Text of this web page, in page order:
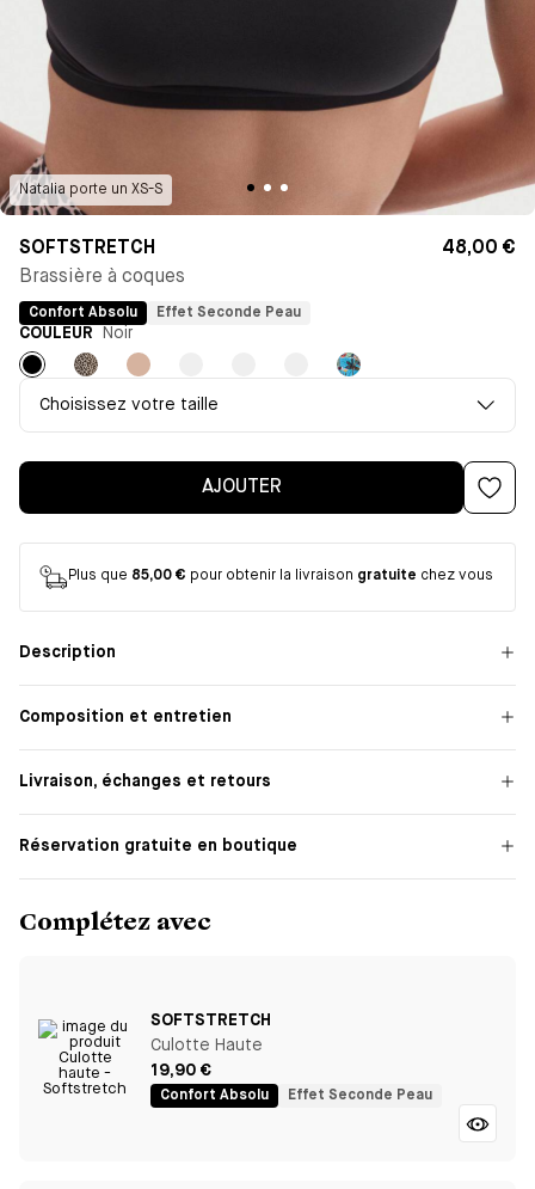
Natalia porte un XS-S
SOFTSTRETCH
Brassière à coques
48,00 €
Confort Absolu Effet Seconde Peau
COULEUR Noir
Noir LéopardNude
Violet
clair
MarronEcureuilImprimé
Choisissez votre taille
AJOUTER
Plus que 85,00 € pour obtenir la livraison gratuite chez vous
Description
Composition et entretien
Livraison, échanges et retours
Réservation gratuite en boutique
Complétez avec
SOFTSTRETCH
Culotte Haute
19,90 €
Confort Absolu Effet Seconde Peau